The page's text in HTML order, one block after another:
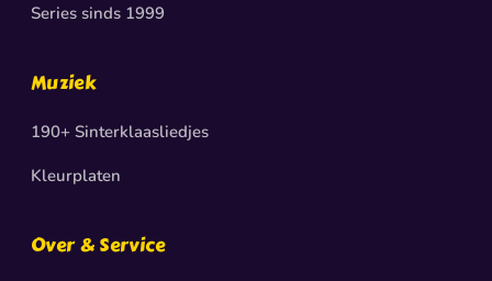
Series sinds 1999
Muziek
190+ Sinterklaasliedjes
Kleurplaten
Over & Service